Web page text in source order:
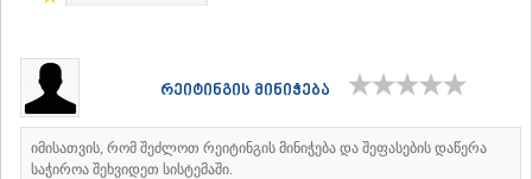
ᲐᲮᲐᲚᲥᲐᲚᲐᲥᲘ
ᲐᲮᲐᲚᲪᲘᲮᲔ
ᲑᲝᲠᲯᲝᲛᲘ
ᲜᲘᲜᲝᲬᲛᲘᲜᲓᲐ
ᲐᲑᲐᲡᲗᲣᲛᲐᲜᲘ
რეიტინგის მინიჭება
იმისათვის, რომ შეძლოთ რეიტინგის მინიჭება და შეფასების დაწერა
საჭიროა შეხვიდეთ სისტემაში.